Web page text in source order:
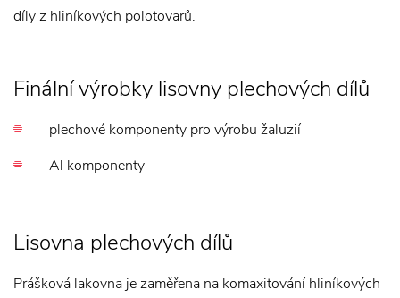
díly z hliníkových polotovarů.
Finální výrobky lisovny plechových dílů
plechové komponenty pro výrobu žaluzií
Al komponenty
Lisovna plechových dílů
Prášková lakovna je zaměřena na komaxitování hliníkových